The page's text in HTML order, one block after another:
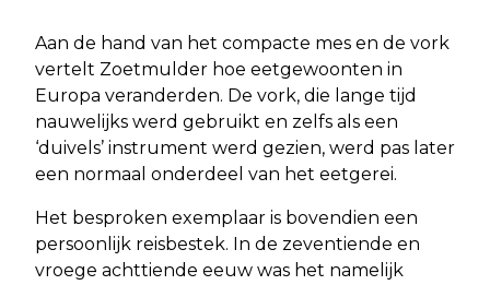
Aan de hand van het compacte mes en de vork
vertelt Zoetmulder hoe eetgewoonten in
Europa veranderden. De vork, die lange tijd
nauwelijks werd gebruikt en zelfs als een
‘duivels’ instrument werd gezien, werd pas later
een normaal onderdeel van het eetgerei.
Het besproken exemplaar is bovendien een
persoonlijk reisbestek. In de zeventiende en
vroege achttiende eeuw was het namelijk